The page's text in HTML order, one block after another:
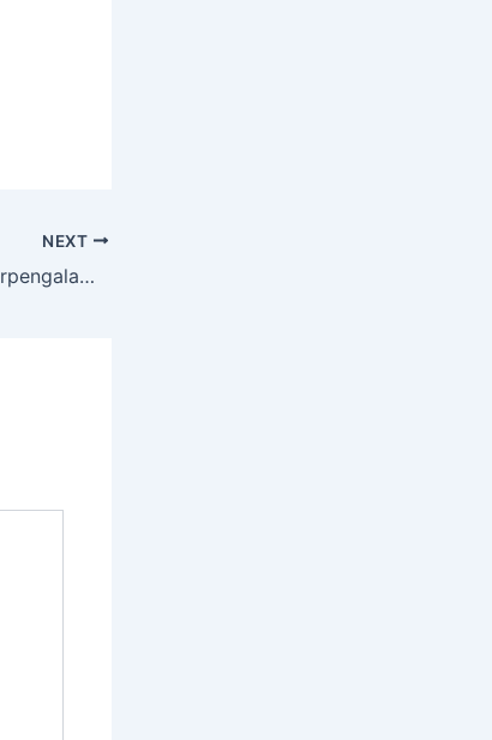
NEXT
Jasa Tebang Pohon Berpengalaman Termurah Di MINOHOREJO Tuban